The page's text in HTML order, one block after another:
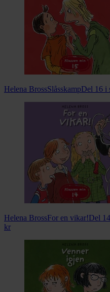
Helena BrossSlåsskampDel 16 i
Helena BrossFor en vikar!Del
kr